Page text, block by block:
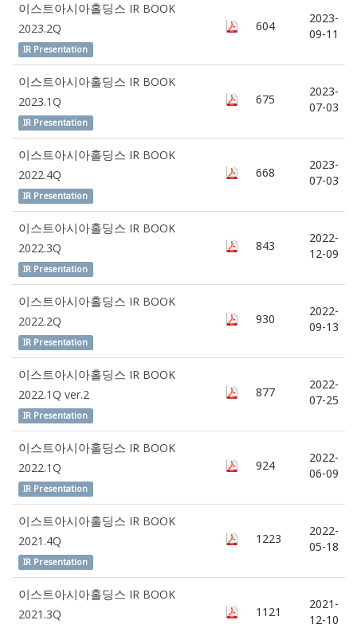
이스트아시아홀딩스 IR BOOK
2023.2Q
IR Presentation
604
2023-
09-11
이스트아시아홀딩스 IR BOOK
2023.1Q
IR Presentation
675
2023-
07-03
이스트아시아홀딩스 IR BOOK
2022.4Q
IR Presentation
668
2023-
07-03
이스트아시아홀딩스 IR BOOK
2022.3Q
IR Presentation
843
2022-
12-09
이스트아시아홀딩스 IR BOOK
2022.2Q
IR Presentation
930
2022-
09-13
이스트아시아홀딩스 IR BOOK
2022.1Q ver.2
IR Presentation
877
2022-
07-25
이스트아시아홀딩스 IR BOOK
2022.1Q
IR Presentation
924
2022-
06-09
이스트아시아홀딩스 IR BOOK
2021.4Q
IR Presentation
1223
2022-
05-18
이스트아시아홀딩스 IR BOOK
2021.3Q
1121
2021-
12-10